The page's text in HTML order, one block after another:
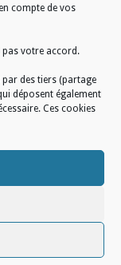
compte de vos
pas votre accord.
par des tiers (partage
déposent également
Ces cookies
/Conditions générales